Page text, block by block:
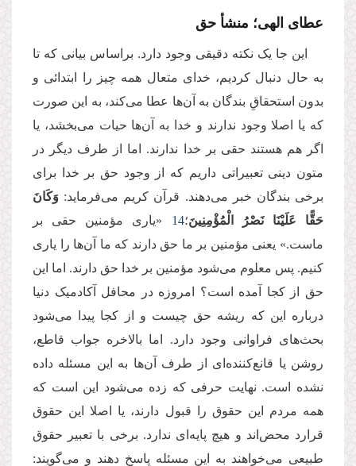
عطای الهی؛‌ منشأ حق
این جا یک نکته دقیقی وجود دارد. براساس بیانی که تا
به حال دنبال کردیم، خدای متعال همه چیز را ابتدائی و
بدون استحقاقِ بندگان به آن‌ها عطا می‌کند، به این صورت
که یا اصلا وجود ندارند و خدا به آن‌ها حیات می‌بخشد، یا
اگر هم هستند حقی بر خدا ندارند. اما از طرف دیگر در
متون دینی تعبیراتی داریم که از وجود حق بر خدا برای
برخی بندگان خبر می‌دهند. قرآن کریم می‌فرماید: وَكَانَ
حَقًّا عَلَیْنَا نَصْرُ الْمُؤْمِنِینَ؛14 «یاری مؤمنین حقی بر
ماست.» یعنی مؤمنین بر ما حق دارند که ما آن‌ها را یاری
کنیم. پس معلوم می‌شود مؤمنین بر خدا حق دارند. اما این
حق از کجا آمده است؟ امروزه در محافل آکادمیک دنیا
درباره این که ریشه حق چیست و از کجا پیدا می‌شود
بحث‌های فراوانی وجود دارد. اما بالاخره جواب قاطع،
روشن یا قانع‌کننده‌ای از طرف آن‌ها به این مسئله داده
نشده است. نهایت حرفی که زده می‌شود این است که
همه مردم این حقوق را قبول دارند، یا اصلا این حقوق
قرارد محض‌اند و هیچ پایه‌ای ندارد. برخی با تعبیر حقوق
طبیعی می‌خواهند به این مسئله پاسخ دهند و می‌گویند: